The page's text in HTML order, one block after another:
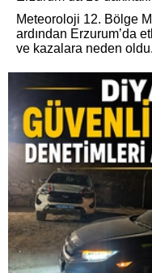
Meteoroloji 12. Bölge
ardından Erzurum’da
ve kazalara neden oldu.